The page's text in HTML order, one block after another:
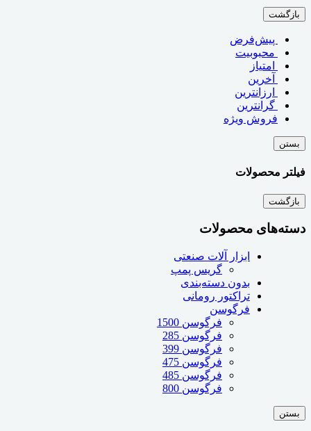
بازگشت
‌ پیش‌فرض
‌ محبوبیت
‌ امتیاز
‌ آخرین
‌ ارزانترین
‌ گرانترین
فروش ویژه
بستن
فیلتر محصولات
بازگشت
دسته‌های محصولات
ابزار آلات صنعتی
گریس پمپ
بدون دسته‌بندی
تراکتور رومانی
فرگوسن
فرگوسن 1500
فرگوسن 285
فرگوسن 399
فرگوسن 475
فرگوسن 485
فرگوسن 800
بستن